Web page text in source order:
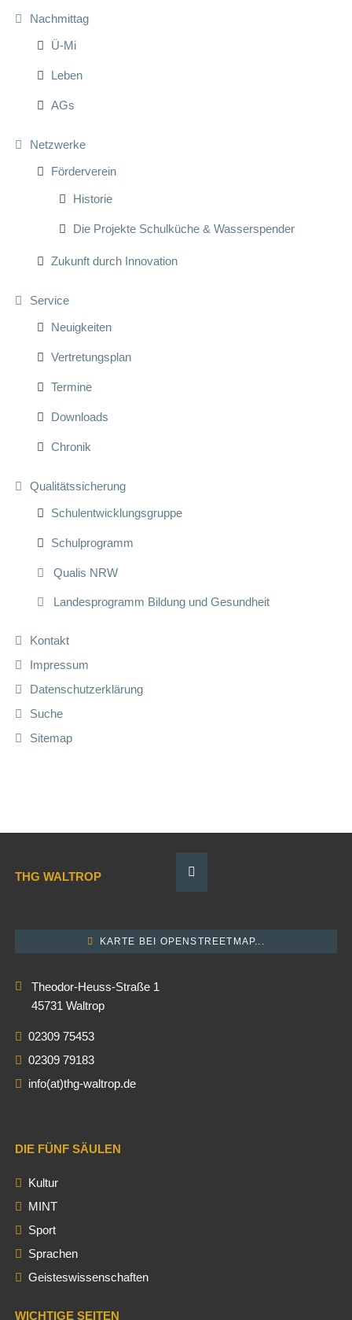
Nachmittag
Ü-Mi
Leben
AGs
Netzwerke
Förderverein
Historie
Die Projekte Schulküche & Wasserspender
Zukunft durch Innovation
Service
Neuigkeiten
Vertretungsplan
Termine
Downloads
Chronik
Qualitätssicherung
Schulentwicklungsgruppe
Schulprogramm
Qualis NRW
Landesprogramm Bildung und Gesundheit
Kontakt
Impressum
Datenschutzerklärung
Suche
Sitemap
THG WALTROP
KARTE BEI OPENSTREETMAP...
Theodor-Heuss-Straße 1
45731 Waltrop
02309 75453
02309 79183
info(at)thg-waltrop.de
DIE FÜNF SÄULEN
Kultur
MINT
Sport
Sprachen
Geisteswissenschaften
WICHTIGE SEITEN